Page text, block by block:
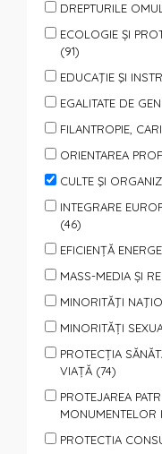
DREPTURILE
ECOLOGIE ȘI
(91)
EDUCAŢIE ŞI
EGALITATE DE
FILANTROPIE,
ORIENTAREA
CULTE ŞI
INTEGRARE
(46)
EFICIENȚĂ
MASS-MEDIA ȘI
MINORITĂŢI
MINORITĂȚI
PROTECȚIA
VIAȚĂ (74)
PROTEJAREA
MONUMENTELOR
PROTECȚIA